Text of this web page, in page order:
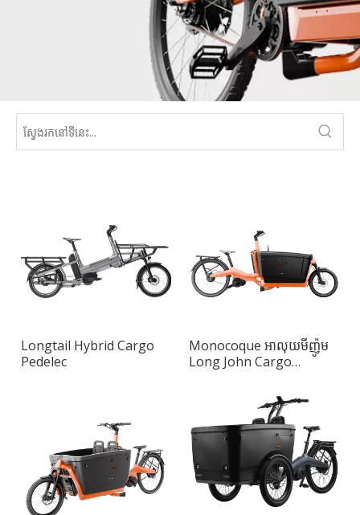
Longtail Hybrid Cargo
Pedelec
Monocoque អាលុយមីញ៉ូម
Long John Cargo